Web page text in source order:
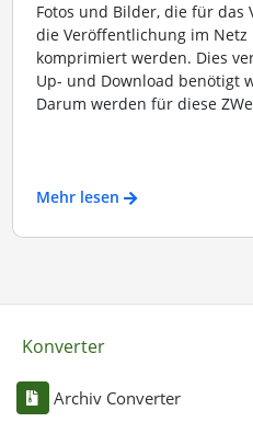
Fotos und Bilder, die für das
die Veröffentlichung im
komprimiert werden. Dies
Up- und Download benötigt
Darum werden für diese
Mehr lesen
Konverter
Archiv Converter